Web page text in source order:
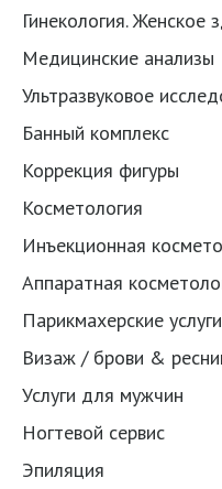
Гинекология. Женское
Медицинские анализы
Ультразвуковое
Банный комплекс
Коррекция фигуры
Косметология
Инъекционная
Аппаратная
Парикмахерские услуги
Визаж / брови &
Услуги для мужчин
Ногтевой сервис
Эпиляция